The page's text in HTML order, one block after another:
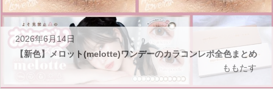
2026年6月14日
【新色】メロット(melotte)ワンデーのカラコンレポ全色まとめ
ももたす